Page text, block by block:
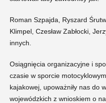
Roman Szpajda, Ryszard
Klimpel, Czesław Zabłocki,
innych.
Osiągnięcia organizacyjne i
czasie w sporcie
kajakowej, upoważniły nas do
wojewódzkich z wnioskiem o